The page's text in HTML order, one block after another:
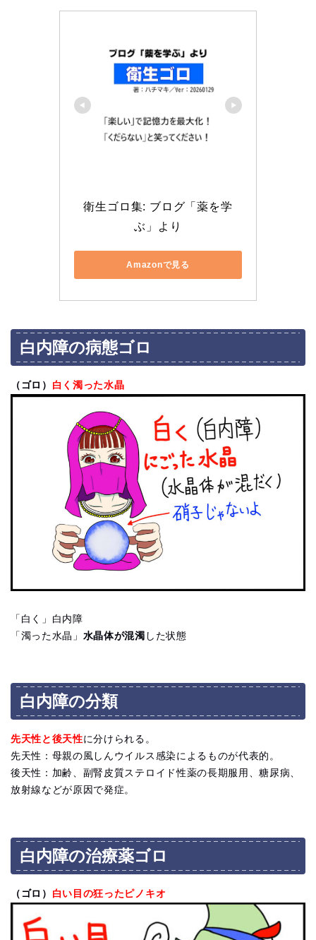
衛生ゴロ集: ブログ「薬を学
ぶ」より
Amazonで見る
白内障の病態ゴロ
（ゴロ） 白く濁った水晶
「白く」白内障
「濁った水晶」 水晶体が混濁 した状態
白内障の分類
先天性と後天性に分けられる。
先天性：母親の風しんウイルス感染によるものが代表的。
後天性：加齢、副腎皮質ステロイド性薬の長期服用、糖尿病、
放射線などが原因で発症。
白内障の治療薬ゴロ
（ゴロ） 白い目の狂ったピノキオ